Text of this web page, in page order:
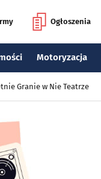
Ogłoszenia
Motoryzacja
Granie w Nie Teatrze